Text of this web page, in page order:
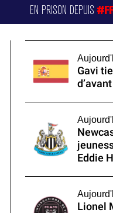
EN PRISON DEPUIS
Gavi
Eddie
Lionel